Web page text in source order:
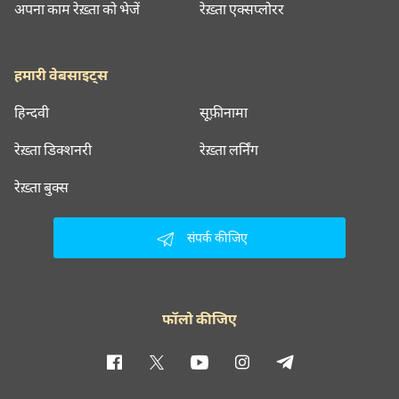
अपना काम रेख़्ता को भेजें रेख़्ता एक्सप्लोरर
हमारी वेबसाइट्स
हिन्दवी सूफ़ीनामा
रेख़्ता डिक्शनरी रेख़्ता लर्निंग
रेख़्ता बुक्स
संपर्क कीजिए
फॉलो कीजिए